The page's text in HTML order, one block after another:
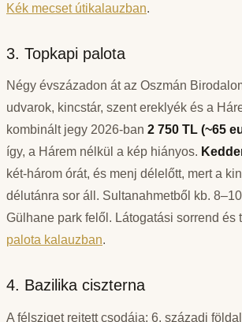
Kék mecset útikalauzban.
3. Topkapi palota
Négy évszázadon át az Oszmán
udvarok, kincstár, szent ereklyék és a
kombinált jegy 2026-ban 2 750 TL (~65
így, a Hárem nélkül a kép hiányos.
két-három órát, és menj délelőtt, mert a
délutánra sor áll. Sultanahmetből kb.
Gülhane park felől. Látogatási sorrend és
palota kalauzban.
4. Bazilika ciszterna
A félsziget rejtett csodája: 6. századi